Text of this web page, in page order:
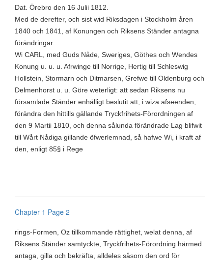
Dat. Örebro den 16 Julii 1812.
Med de derefter, och sist wid Riksdagen i Stockholm åren
1840 och 1841, af Konungen och Riksens Ständer antagna
förändringar.
Wi CARL, med Guds Nåde, Sweriges, Göthes och Wendes
Konung u. u. u. Afrwinge till Norrige, Hertig till Schleswig
Hollstein, Stormarn och Ditmarsen, Grefwe till Oldenburg och
Delmenhorst u. u. Göre weterligt: att sedan Riksens nu
församlade Ständer enhälligt beslutit att, i wiza afseenden,
förändra den hittills gällande Tryckfrihets-Förordningen af
den 9 Martii 1810, och denna sålunda förändrade Lag blifwit
till Wårt Nådiga gillande öfwerlemnad, så hafwe Wi, i kraft af
den, enligt 85§ i Rege
Chapter 1 Page 2
rings-Formen, Oz tillkommande rättighet, welat denna, af
Riksens Ständer samtyckte, Tryckfrihets-Förordning härmed
antaga, gilla och bekräfta, alldeles såsom den ord för